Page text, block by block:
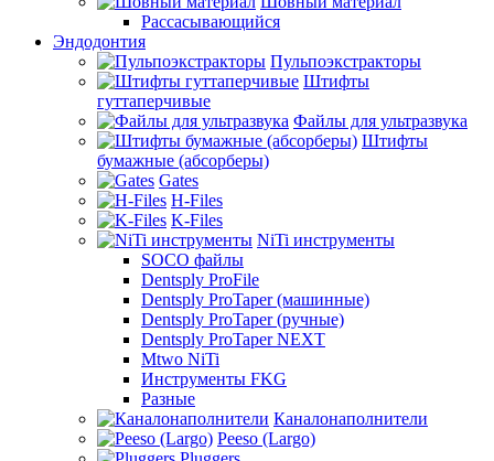
Рассасывающийся
Эндодонтия
Пульпоэкстракторы
Штифты
гуттаперчивые
Файлы для ультразвука
Штифты
бумажные (абсорберы)
Gates
H-Files
K-Files
NiTi инструменты
SOCO файлы
Dentsply ProFile
Dentsply ProTaper (машинные)
Dentsply ProTaper (ручные)
Dentsply ProTaper NEXT
Mtwo NiTi
Инструменты FKG
Разные
Каналонаполнители
Peeso (Largo)